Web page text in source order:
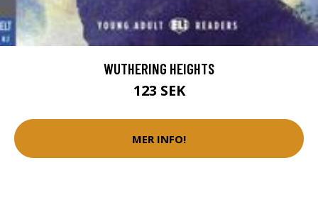
WUTHERING HEIGHTS
123 SEK
MER INFO!